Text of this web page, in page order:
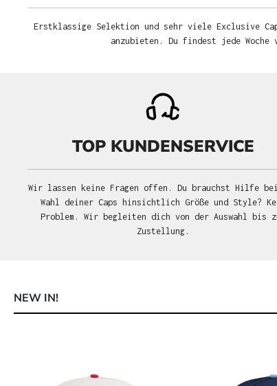
Erstklassige Selektion und sehr viele Exclusive
anzubieten. Du findest jede
TOP KUNDENSERVICE
Wir lassen keine Fragen offen. Du brauchst Hilfe
Wahl deiner Caps hinsichtlich Größe und Style?
Problem. Wir begleiten dich von der Auswahl bis
Zustellung.
NEW IN!